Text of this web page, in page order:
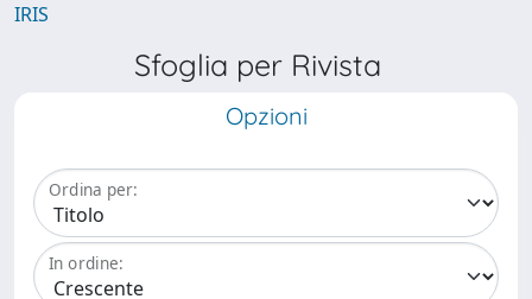
IRIS
Sfoglia per Rivista
Opzioni
Ordina per:
In ordine: